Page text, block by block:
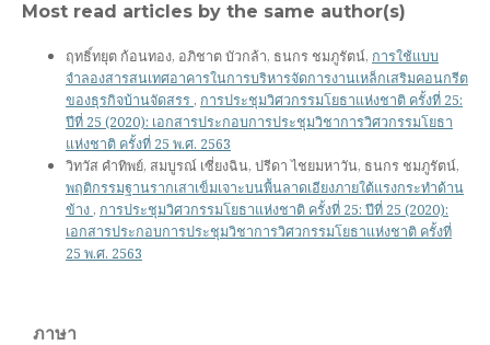
Most read articles by the same author(s)
ฤทธิ์ทยุต ก้อนทอง, อภิชาต บัวกล้า, ธนกร ชมภูรัตน์, การใช้แบบ
จำลองสารสนเทศอาคารในการบริหารจัดการงานเหล็กเสริมคอนกรีต
ของธุรกิจบ้านจัดสรร , การประชุมวิศวกรรมโยธาแห่งชาติ ครั้งที่ 25:
ปีที่ 25 (2020): เอกสารประกอบการประชุมวิชาการวิศวกรรมโยธา
แห่งชาติ ครั้งที่ 25 พ.ศ. 2563
วิทวัส คำทิพย์, สมบูรณ์ เซี่ยงฉิน, ปรีดา ไชยมหาวัน, ธนกร ชมภูรัตน์,
พฤติกรรมฐานรากเสาเข็มเจาะบนพื้นลาดเอียงภายใต้แรงกระทำด้าน
ข้าง , การประชุมวิศวกรรมโยธาแห่งชาติ ครั้งที่ 25: ปีที่ 25 (2020):
เอกสารประกอบการประชุมวิชาการวิศวกรรมโยธาแห่งชาติ ครั้งที่
25 พ.ศ. 2563
ภาษา